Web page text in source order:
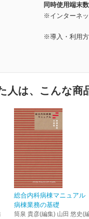
同時使用端末数
※インターネ
※導入・利用
人は、こんな商
総合内科病棟マニュアル
病棟業務の基礎
筒泉 貴彦(編集) 山田 悠史(